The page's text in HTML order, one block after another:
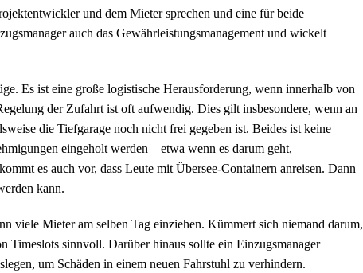
und dem Mieter sprechen und eine für beide
auch das Gewährleistungsmanagement und wickelt
Es ist eine große logistische Herausforderung, wenn innerhalb von
der Zufahrt ist oft aufwendig. Dies gilt insbesondere, wenn an
die Tiefgarage noch nicht frei gegeben ist. Beides ist keine
eingeholt werden – etwa wenn es darum geht,
es auch vor, dass Leute mit Übersee-Containern anreisen. Dann
kann.
viele Mieter am selben Tag einziehen. Kümmert sich niemand darum,
sinnvoll. Darüber hinaus sollte ein Einzugsmanager
um Schäden in einem neuen Fahrstuhl zu verhindern.